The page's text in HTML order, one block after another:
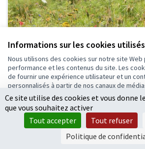
Informations sur les cookies
Nous utilisons des cookies sur notre site Web
performance et les contenus du site. Les
de fournir une expérience utilisateur et un
personnalisés à partir de nos canaux de
Tout accepter
Accepter seulement les cookies
Paramètres
Ce site utilise des cookies et vous donne
que vous souhaitez activer
Tout accepter
Tout refuser
Politique de